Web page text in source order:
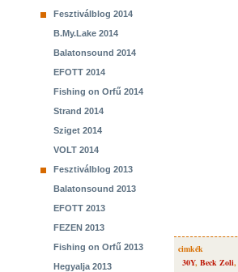
Fesztiválblog 2014
B.My.Lake 2014
Balatonsound 2014
EFOTT 2014
Fishing on Orfű 2014
Strand 2014
Sziget 2014
VOLT 2014
Fesztiválblog 2013
Balatonsound 2013
EFOTT 2013
FEZEN 2013
Fishing on Orfű 2013
Hegyalja 2013
cimkék
30Y, Beck Zoli,